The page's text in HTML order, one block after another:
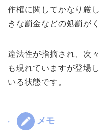
作権に関してかなり厳
きな罰金などの処罰が
違法性が指摘され、次
も現れていますが登場
いる状態です。